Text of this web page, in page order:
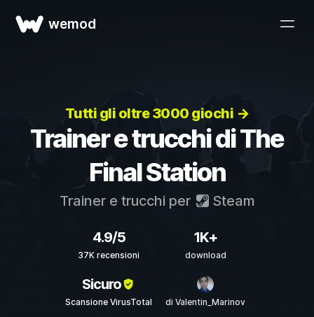
wemod
Tutti gli oltre 3000 giochi →
Trainer e trucchi di The
Final Station
Trainer e trucchi per Steam
4.9/5
37K recensioni
1K+
download
Sicuro
Scansione VirusTotal di Valentin_Marinov